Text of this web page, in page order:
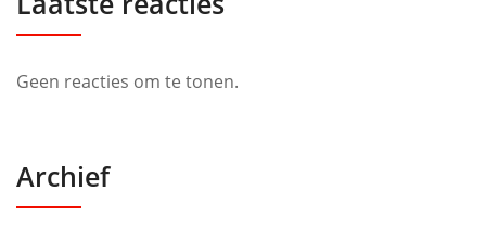
Geen reacties om te tonen.
Archief